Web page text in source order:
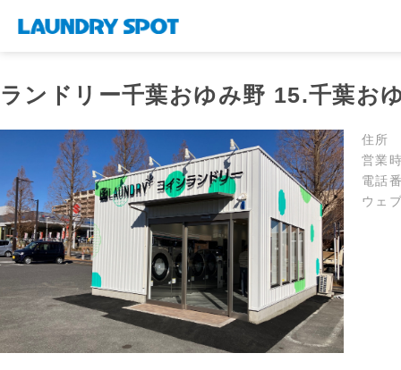
ランドリー千葉おゆみ野 15.千葉お
住所
営業
電話
ウェ